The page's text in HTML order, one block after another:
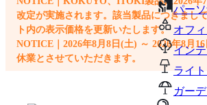
パー
オフ
イン
ライ
ガー
改定が実施されます。該当製品につきまし
ト内の表示価格を更新いたします。
NOTICE｜2026年8月8日(土) ～ 2026年8月
休業とさせていただきます。